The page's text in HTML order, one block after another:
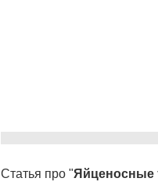
Статья про "Яйценосные